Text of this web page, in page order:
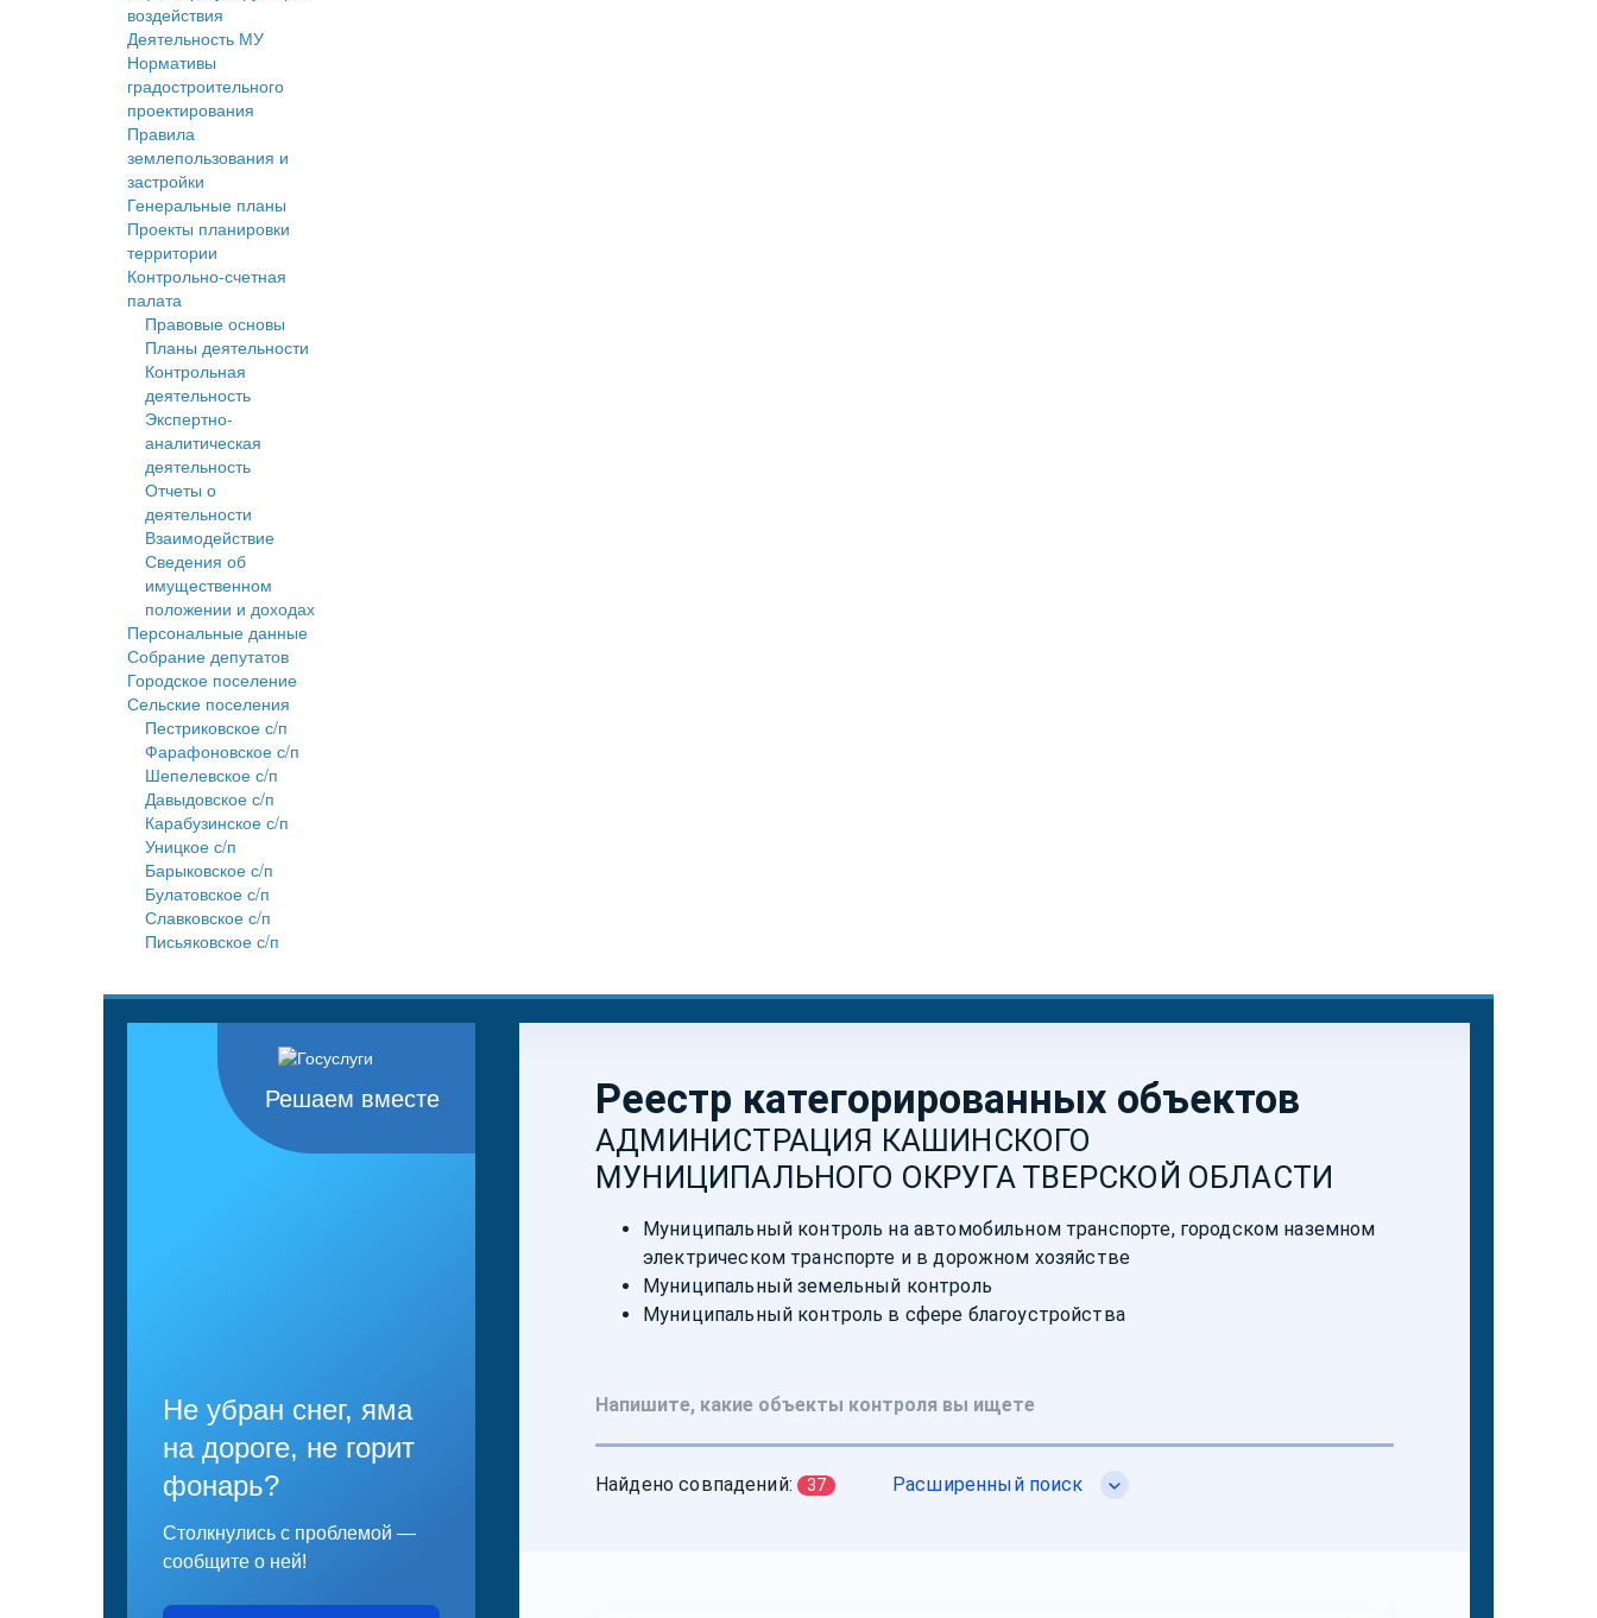
воздействия
Деятельность МУ
Нормативы
градостроительного
проектирования
Правила
землепользования и
застройки
Генеральные планы
Проекты планировки
территории
Контрольно-счетная
палата
Правовые основы
Планы деятельности
Контрольная
деятельность
Экспертно-
аналитическая
деятельность
Отчеты о
деятельности
Взаимодействие
Сведения об
имущественном
положении и доходах
Персональные данные
Собрание депутатов
Городское поселение
Сельские поселения
Пестриковское с/п
Фарафоновское с/п
Шепелевское с/п
Давыдовское с/п
Карабузинское с/п
Уницкое с/п
Барыковское с/п
Булатовское с/п
Славковское с/п
Письяковское с/п
Решаем вместе
Не убран снег, яма
на дороге, не горит
фонарь?
Столкнулись с проблемой —
сообщите о ней!